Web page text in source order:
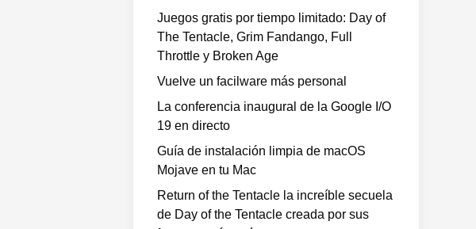
Juegos gratis por tiempo limitado: Day of
The Tentacle, Grim Fandango, Full
Throttle y Broken Age
Vuelve un facilware más personal
La conferencia inaugural de la Google I/O
19 en directo
Guía de instalación limpia de macOS
Mojave en tu Mac
Return of the Tentacle la increíble secuela
de Day of the Tentacle creada por sus